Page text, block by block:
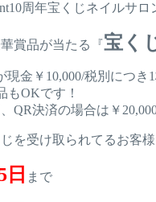
ネイルサロ
賞品が当たる『宝く
金￥10,000/税別につき
もOKです！
QR決済の場合は￥
を受け取られてるお客
日 まで